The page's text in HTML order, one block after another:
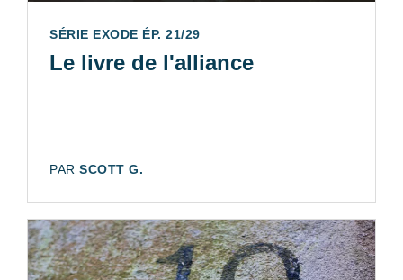
SÉRIE EXODE ÉP. 21/29
Le livre de l'alliance
AUTEUR:
PAR SCOTT G.